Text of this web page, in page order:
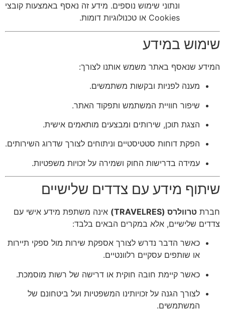
ונתוני שימוש נוספים. מידע זה נאסף באמצעות קובצי
Cookies או טכנולוגיות דומות.
שימוש במידע
המידע שנאסף באתר משמש אותנו לצורך:
מענה לפניות ובקשות משתמשים.
שיפור חוויית המשתמש ותפקוד האתר.
הצגת תוכן, שירותים ומבצעים מותאמים אישית.
הפקת דוחות סטטיסטיים וניתוחים לצורך שדרוג השירותים.
עמידה בדרישות החוק ושמירה על זכויות משפטיות.
שיתוף מידע עם צדדים שלישיים
חברת טרוולרס (TRAVELRES)
אינה משתפת מידע אישי עם
צדדים שלישיים, אלא במקרים הבאים בלבד:
כאשר הדבר נדרש לצורך אספקת שירות מול ספקי תיירות
או שותפים עסקיים רלוונטיים.
כאשר קיימת חובה חוקית או דרישה של רשות מוסמכת.
לצורך הגנה על זכויותינו המשפטיות ועל ביטחונם של
המשתמשים.